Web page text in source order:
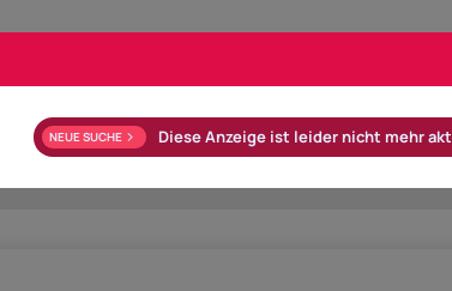
NEUE SUCHE Diese Anzeige ist leider nicht mehr